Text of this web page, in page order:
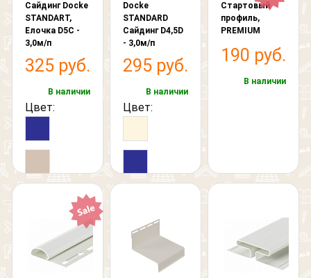
Сайдинг Docke
STANDART,
Елочка D5C -
3,0м/п
325 руб.
В наличии
Цвет:
Docke
STANDARD
Сайдинг D4,5D
- 3,0м/п
295 руб.
В наличии
Цвет:
Стартовый
профиль,
PREMIUM
190 руб.
В наличии